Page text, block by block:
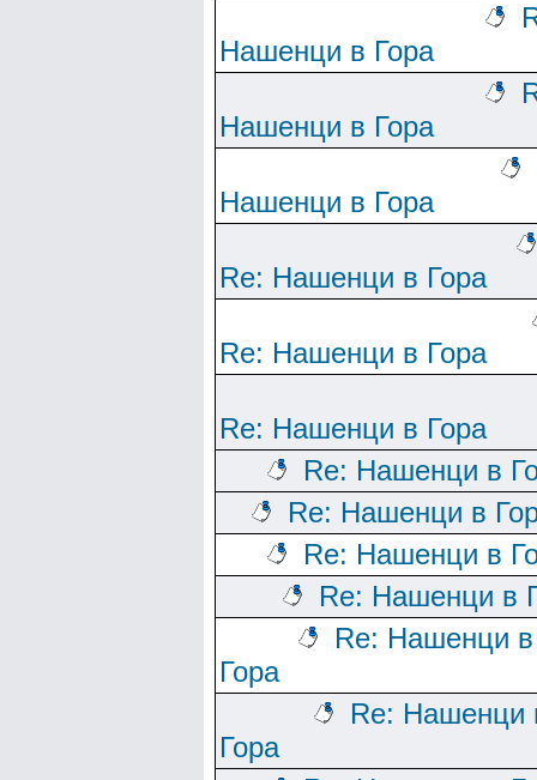
Нашенци в Гора
Нашенци в Гора
Нашенци в Гора
Re: Нашенци в Гора
Re: Нашенци в Гора
Re: Нашенци в Гора
Re: Нашенци в
Re: Нашенци в
Re: Нашенци в
Re: Нашенци в
Re: Нашенци в
Гора
Re: Нашенци
Гора